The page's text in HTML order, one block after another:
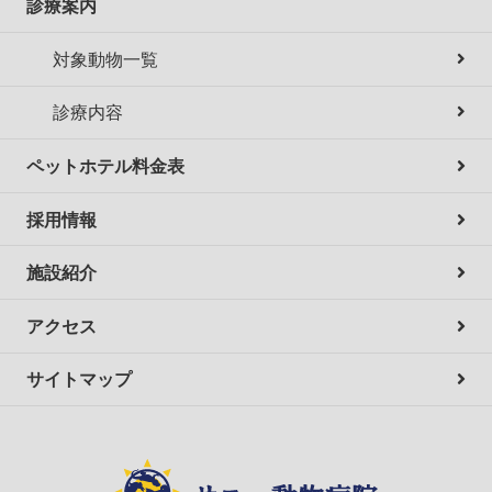
診療案内
対象動物一覧
診療内容
ペットホテル料金表
採用情報
施設紹介
アクセス
サイトマップ